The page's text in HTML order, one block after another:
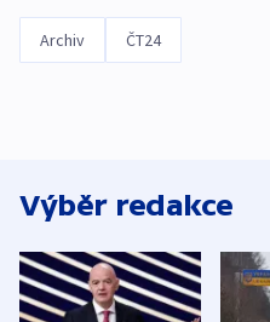
Archiv ČT24
Výběr redakce